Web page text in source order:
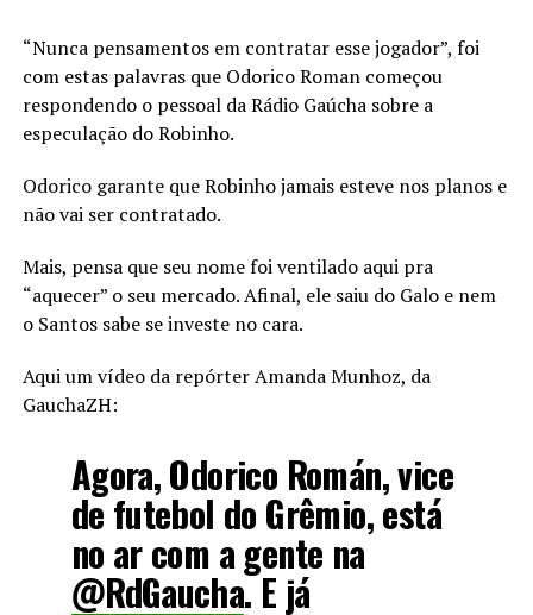
“Nunca pensamentos em contratar esse jogador”, foi
com estas palavras que Odorico Roman começou
respondendo o pessoal da Rádio Gaúcha sobre a
especulação do Robinho.
Odorico garante que Robinho jamais esteve nos planos e
não vai ser contratado.
Mais, pensa que seu nome foi ventilado aqui pra
“aquecer” o seu mercado. Afinal, ele saiu do Galo e nem
o Santos sabe se investe no cara.
Aqui um vídeo da repórter Amanda Munhoz, da
GauchaZH:
Agora, Odorico Román, vice
de futebol do Grêmio, está
no ar com a gente na
@RdGaucha. E já